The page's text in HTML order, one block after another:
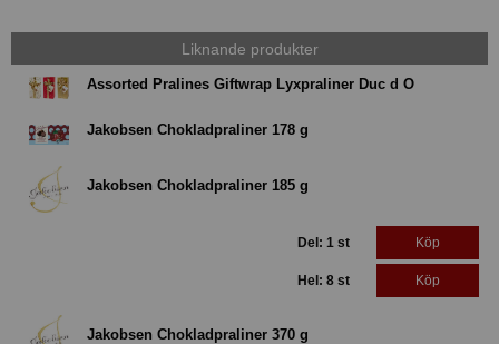
Liknande produkter
Assorted Pralines Giftwrap Lyxpraliner Duc d O
Jakobsen Chokladpraliner 178 g
Jakobsen Chokladpraliner 185 g
Del: 1 st Köp
Hel: 8 st Köp
Jakobsen Chokladpraliner 370 g